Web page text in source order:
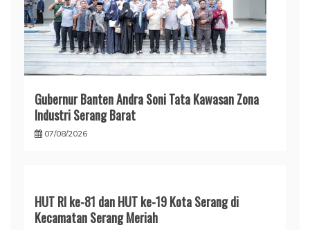
Gubernur Banten Andra Soni Tata Kawasan Zona
Industri Serang Barat
07/08/2026
HUT RI ke-81 dan HUT ke-19 Kota Serang di
Kecamatan Serang Meriah